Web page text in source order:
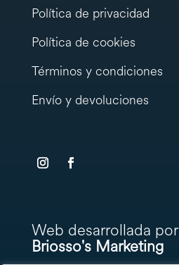
Política de privacidad
Política de cookies
Términos y condiciones
Envío y devoluciones
Web desarrollada por
Briosso's Marketing